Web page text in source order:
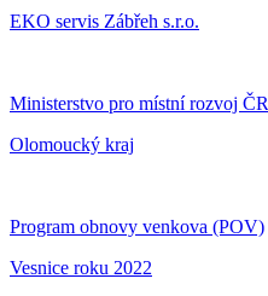
EKO servis Zábřeh s.r.o.
Ministerstvo pro místní rozvoj ČR
Olomoucký kraj
Program obnovy venkova (POV)
Vesnice roku 2022